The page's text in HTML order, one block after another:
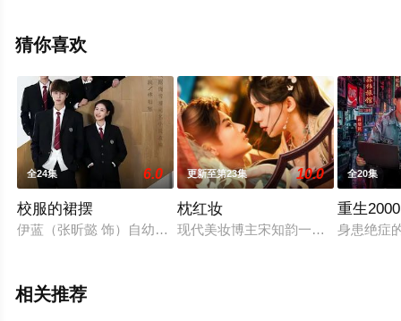
费观看，更多剧情信息可移步至豆瓣电视剧、电视猫或剧
猜你喜欢
全24集 6.0
校服的裙摆
伊蓝（张昕懿 饰）自幼展露大提琴天赋，因母亲病逝中断学琴
更新至第23集 10.0
枕红妆
现代美妆博主宋知韵一脚踩空成了宋
全20集
重生
身患绝症
相关推荐